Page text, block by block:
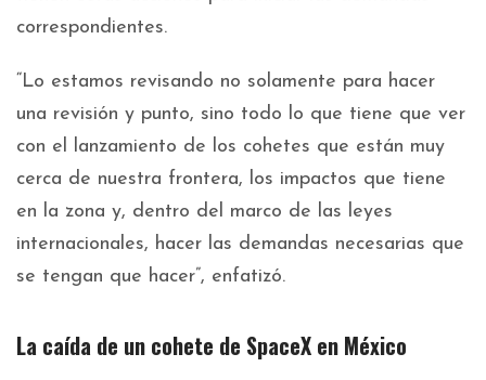
correspondientes.
“Lo estamos revisando no solamente para hacer
una revisión y punto, sino todo lo que tiene que ver
con el lanzamiento de los cohetes que están muy
cerca de nuestra frontera, los impactos que tiene
en la zona y, dentro del marco de las leyes
internacionales, hacer las demandas necesarias que
se tengan que hacer”, enfatizó.
La caída de un cohete de SpaceX en México